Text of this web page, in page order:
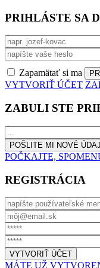
PRIHLÁSTE SA
Zapamätať si ma
VYTVORIŤ ÚČET
ZABULI STE
POČKAJTE,
REGISTRÁCIA
MÁTE UŽ